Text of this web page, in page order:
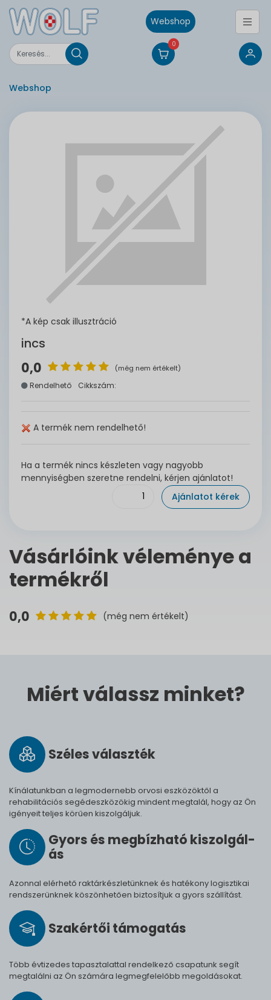
Webshop
0
Webshop
*A kép csak illusztráció
incs
0,0 (még nem értékelt)
Rendelhető Cikkszám:
A termék nem rendelhető!
Ha a termék nincs készleten vagy nagyobb
mennyiségben szeretne rendelni, kérjen ajánlatot!
Ajánlatot kérek
Vásárlóink véleménye a
termékről
0,0 (még nem értékelt)
Miért válassz minket?
Széles vá­lasz­ték
Kínálatunkban a legmodernebb orvosi eszközöktől a
rehabilitációs segédeszközökig mindent megtalál, hogy az Ön
igényeit teljes körűen kiszolgáljuk.
Gyors és meg­bíz­ha­tó ki­szol­gál­
ás
Azonnal elérhető raktárkészletünknek és hatékony logisztikai
rendszerünknek köszönhetően biztosítjuk a gyors szállítást.
Szak­értői tá­mo­ga­tás
Több évtizedes tapasztalattal rendelkező csapatunk segít
megtalálni az Ön számára legmegfelelőbb megoldásokat.